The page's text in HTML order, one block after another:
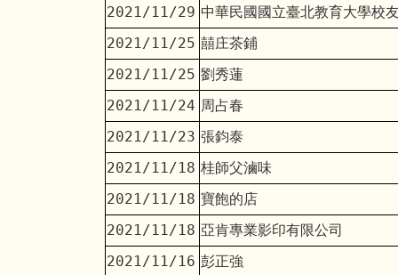
2021/11/29 中華民國國立臺北教育大學校
2021/11/25 囍庄茶鋪
2021/11/25 劉秀蓮
2021/11/24 周占春
2021/11/23 張鈞泰
2021/11/18 桂師父滷味
2021/11/18 寶飽的店
2021/11/18 亞肯專業影印有限公司
2021/11/16 彭正強